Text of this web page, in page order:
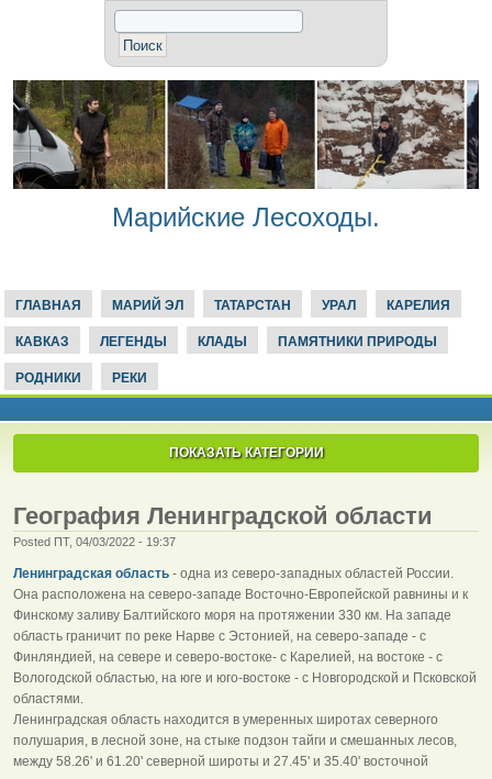
Марийские Лесоходы.
ГЛАВНАЯ МАРИЙ ЭЛ ТАТАРСТАН УРАЛ КАРЕЛИЯ
КАВКАЗ ЛЕГЕНДЫ КЛАДЫ ПАМЯТНИКИ ПРИРОДЫ
РОДНИКИ РЕКИ
ПОКАЗАТЬ КАТЕГОРИИ
География Ленинградской области
Posted ПТ, 04/03/2022 - 19:37
Ленинградская область - одна из северо-западных областей России.
Она расположена на северо-западе Восточно-Европейской равнины и к
Финскому заливу Балтийского моря на протяжении 330 км. На западе
область граничит по реке Нарве с Эстонией, на северо-западе - с
Финляндией, на севере и северо-востоке- с Карелией, на востоке - с
Вологодской областью, на юге и юго-востоке - с Новгородской и Псковской
областями.
Ленинградская область находится в умеренных широтах северного
полушария, в лесной зоне, на стыке подзон тайги и смешанных лесов,
между 58.26' и 61.20' северной широты и 27.45' и 35.40' восточной